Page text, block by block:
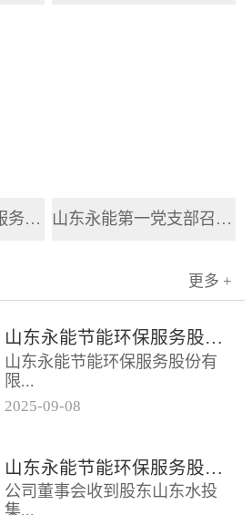
山东永能节能环保服务股份有限公司新员工入职培训 山东永能第一党支部召开2025年党风廉政建设和反腐败工作会议
更多 +
山东永能节能环保服务股份有限公司关于召开2025年第四次临时股东大会的通知
山东永能节能环保服务股份有
限...
时股东大会的通知根据公司第
四届董事会第十五次会议决
议，公司定于...
2025-09-08
山东永能节能环保服务股份有限公司关于召开2025年第三次临时股东大会的通知
公司董事会收到股东山东水投
集...